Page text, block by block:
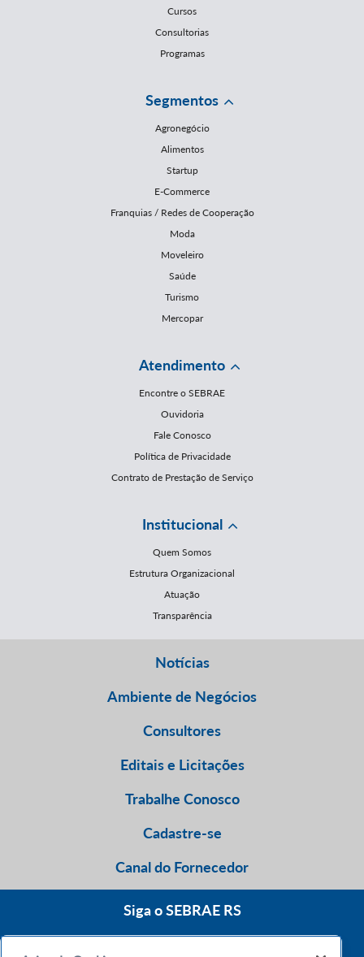
Cursos
Consultorias
Programas
Segmentos
Agronegócio
Alimentos
Startup
E-Commerce
Franquias / Redes de Cooperação
Moda
Moveleiro
Saúde
Turismo
Mercopar
Atendimento
Encontre o SEBRAE
Ouvidoria
Fale Conosco
Política de Privacidade
Contrato de Prestação de Serviço
Institucional
Quem Somos
Estrutura Organizacional
Atuação
Transparência
Notícias
Ambiente de Negócios
Consultores
Editais e Licitações
Trabalhe Conosco
Cadastre-se
Canal do Fornecedor
Siga o SEBRAE RS